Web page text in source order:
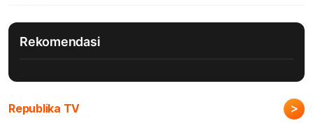
Rekomendasi
Republika TV >